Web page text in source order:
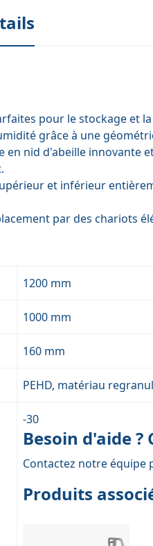
pour le stockage et
grâce à une
nid d'abeille innovante
et inférieur
par des chariots
1200 mm
1000 mm
160 mm
PEHD, matériau
-30
Besoin d'aide ?
Contactez notre équipe
Produits